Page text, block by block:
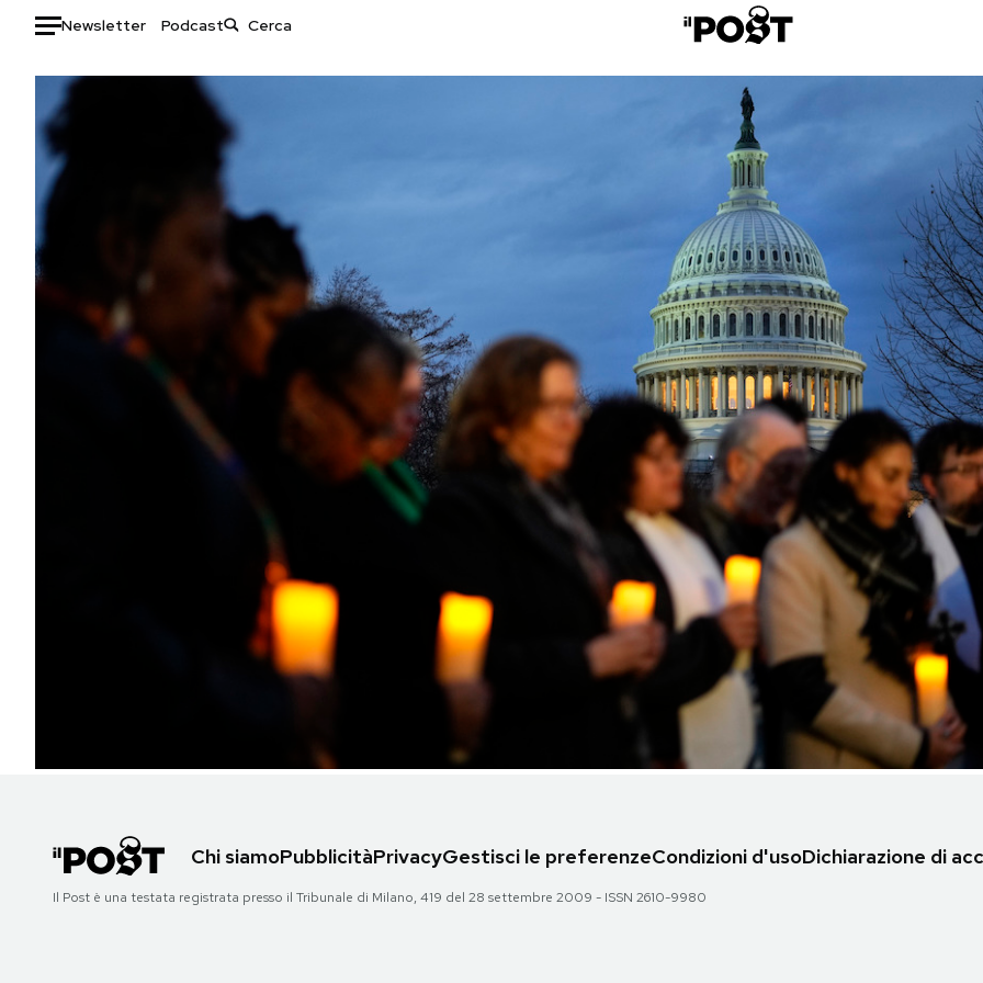
Newsletter Podcast
Auto
Tecnologia
Internet
Scienza
Economia
Libri
Consumismi
Storie/Idee
Ok Boomer!
Media
Europa
Altrecose
Mondiali calcio 2026
AREA PERSONALE
Chi siamoPubblicitàPrivacyGestisci le preferenzeCondizioni d'usoDichiarazione di
Il Post è una testata registrata presso il Tribunale di Milano, 419 del 28 settembre 2009 - ISSN 2610-9980